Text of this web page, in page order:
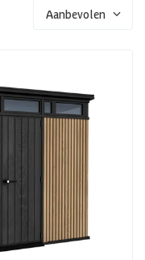
van andere
Aanbevolen